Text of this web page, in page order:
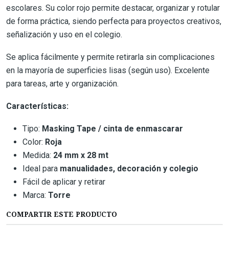
escolares. Su color rojo permite destacar, organizar y rotular
de forma práctica, siendo perfecta para proyectos creativos,
señalización y uso en el colegio.
Se aplica fácilmente y permite retirarla sin complicaciones
en la mayoría de superficies lisas (según uso). Excelente
para tareas, arte y organización.
Características:
Tipo: Masking Tape / cinta de enmascarar
Color: Roja
Medida: 24 mm x 28 mt
Ideal para manualidades, decoración y colegio
Fácil de aplicar y retirar
Marca: Torre
COMPARTIR ESTE PRODUCTO